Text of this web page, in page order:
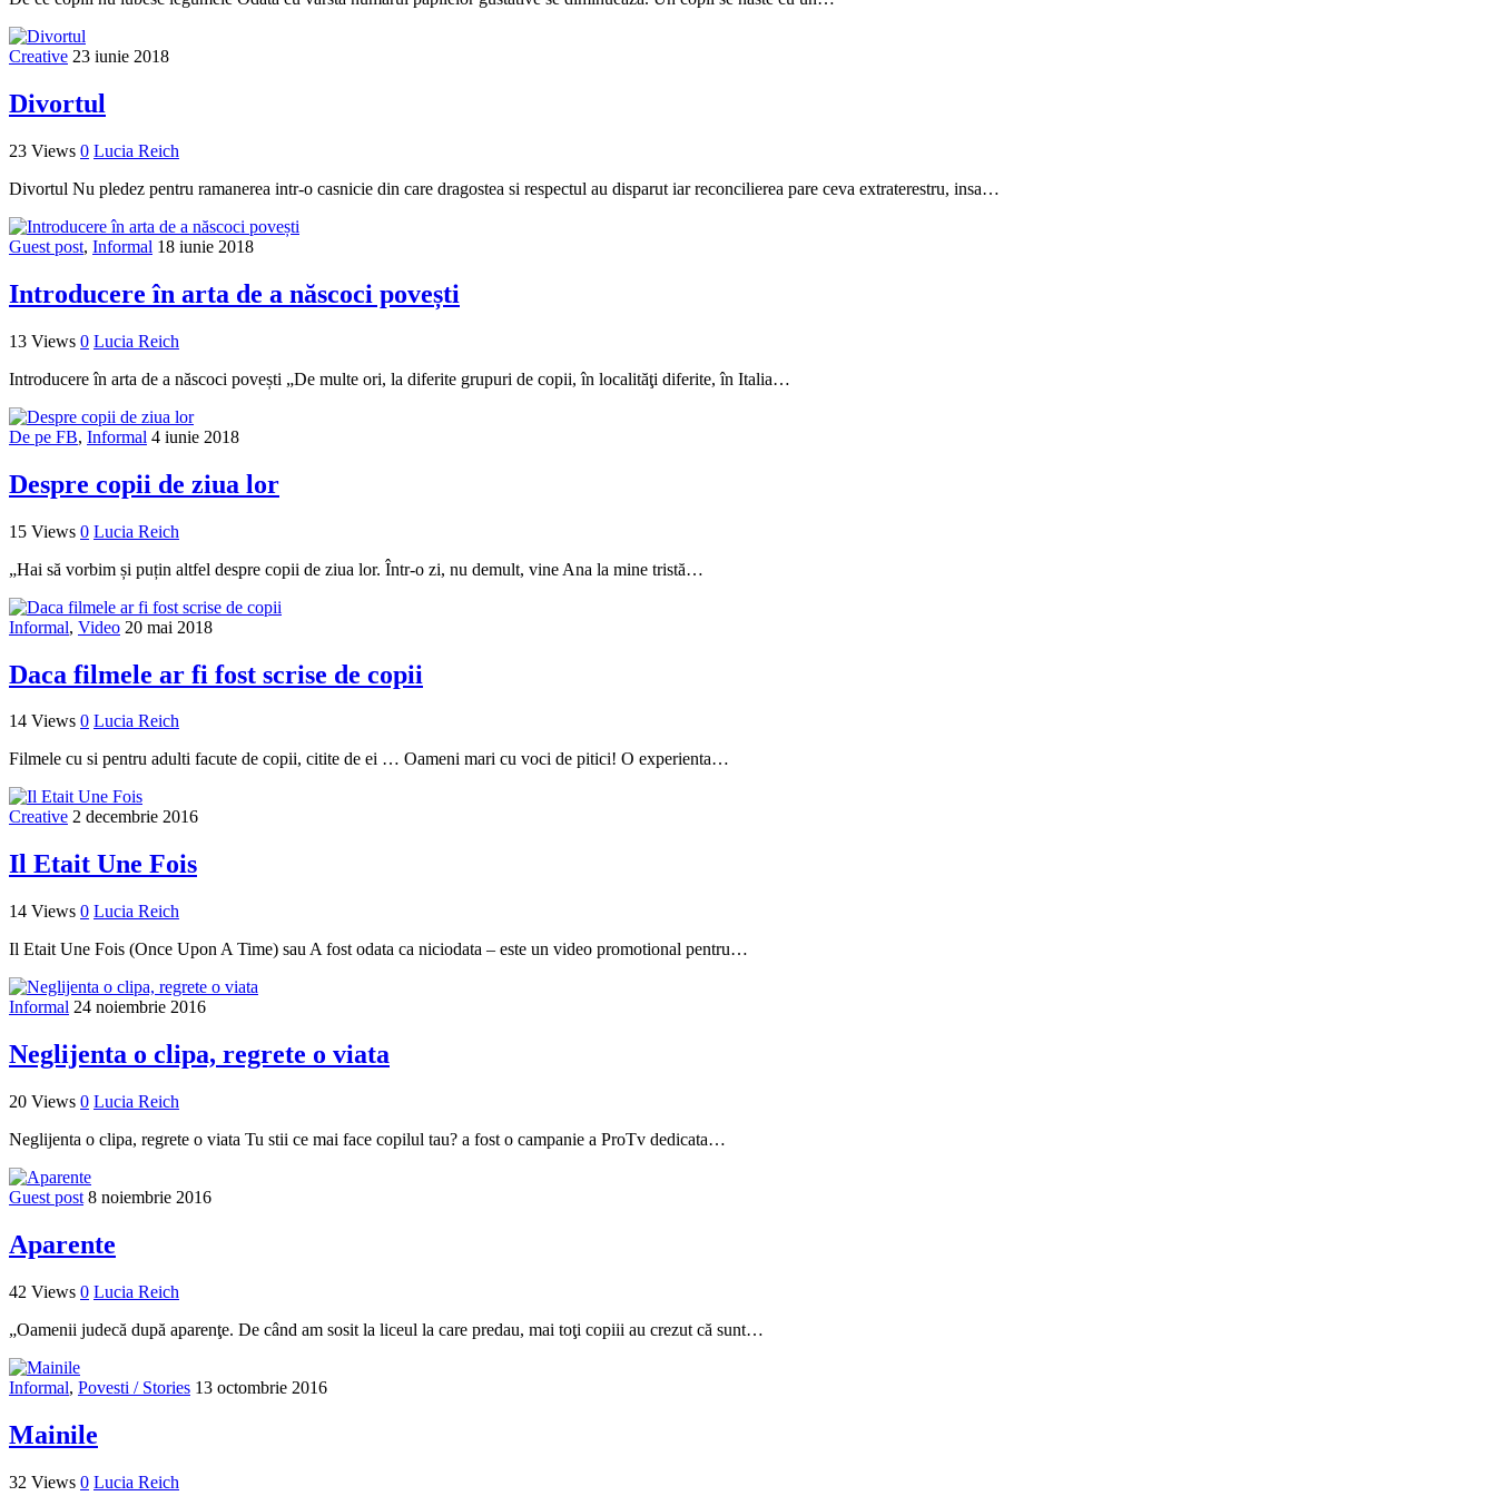
Creative 23 iunie 2018
Divortul
23 Views 0 Lucia Reich
Divortul Nu pledez pentru ramanerea intr-o casnicie din care dragostea si respectul au disparut iar reconcilierea pare ceva extraterestru, insa…
Guest post, Informal 18 iunie 2018
Introducere în arta de a născoci povești
13 Views 0 Lucia Reich
Introducere în arta de a născoci povești „De multe ori, la diferite grupuri de copii, în localităţi diferite, în Italia…
De pe FB, Informal 4 iunie 2018
Despre copii de ziua lor
15 Views 0 Lucia Reich
„Hai să vorbim și puțin altfel despre copii de ziua lor. Într-o zi, nu demult, vine Ana la mine tristă…
Informal, Video 20 mai 2018
Daca filmele ar fi fost scrise de copii
14 Views 0 Lucia Reich
Filmele cu si pentru adulti facute de copii, citite de ei … Oameni mari cu voci de pitici! O experienta…
Creative 2 decembrie 2016
Il Etait Une Fois
14 Views 0 Lucia Reich
Il Etait Une Fois (Once Upon A Time) sau A fost odata ca niciodata – este un video promotional pentru…
Informal 24 noiembrie 2016
Neglijenta o clipa, regrete o viata
20 Views 0 Lucia Reich
Neglijenta o clipa, regrete o viata Tu stii ce mai face copilul tau? a fost o campanie a ProTv dedicata…
Guest post 8 noiembrie 2016
Aparente
42 Views 0 Lucia Reich
„Oamenii judecă după aparenţe. De când am sosit la liceul la care predau, mai toţi copiii au crezut că sunt…
Informal, Povesti / Stories 13 octombrie 2016
Mainile
32 Views 0 Lucia Reich